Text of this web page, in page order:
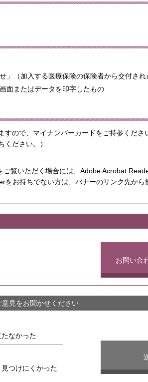
」（加入する医療保険の保険者から交付され
面またはデータを印字したもの
ので、マイナンバーカードをご持参くださ
ださい。）
ご覧いただく場合には、Adobe Acrobat
をお持ちでない方は、バナーのリンク先から
お問い合
見をお聞かせください
なかった
つけにくかった